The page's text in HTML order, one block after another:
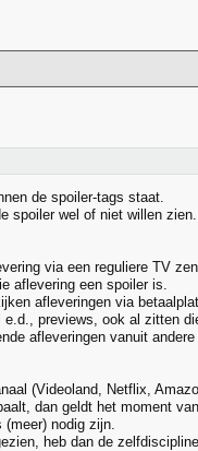
de spoiler-tags staat.
spoiler wel of niet willen zien.
via een reguliere TV
aflevering een spoiler is.
afleveringen via
previews, ook al zitten
afleveringen vanuit
(Videoland, Netflix,
dan geldt het moment
(meer) nodig zijn.
heb dan de